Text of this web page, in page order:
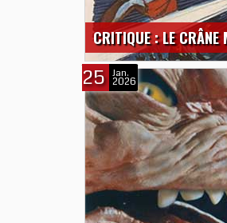
CRITIQUE : LE CRÂNE
25 Jan.
2026